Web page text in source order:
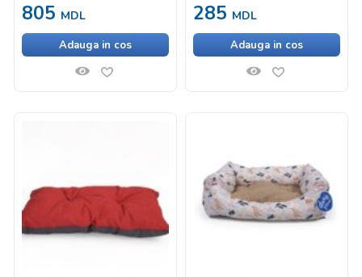
805 MDL
Adauga in cos
285 MDL
Adauga in cos